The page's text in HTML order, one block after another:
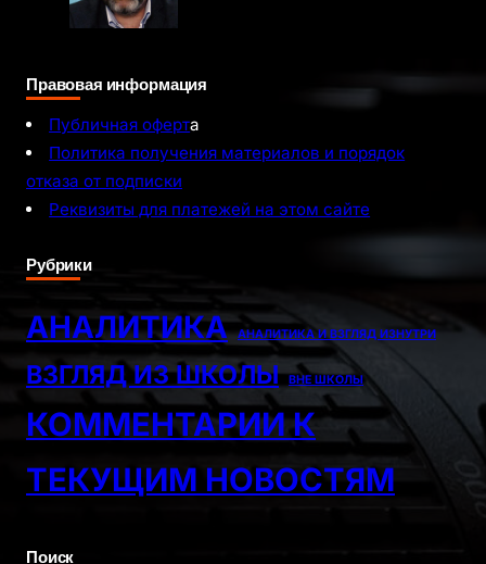
Правовая информация
Публичная оферта
Политика получения материалов и порядок
отказа от подписки
Реквизиты для платежей на этом сайте
Рубрики
АНАЛИТИКА АНАЛИТИКА И ВЗГЛЯД ИЗНУТРИ
ВЗГЛЯД ИЗ ШКОЛЫ ВНЕ ШКОЛЫ
КОММЕНТАРИИ К
ТЕКУЩИМ НОВОСТЯМ
Поиск